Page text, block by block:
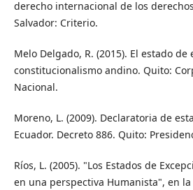
derecho internacional de los
Salvador: Criterio.
Melo Delgado, R. (2015). El estado
constitucionalismo andino. Quito:
Nacional.
Moreno, L. (2009). Declaratoria de
Ecuador. Decreto 886. Quito:
Ríos, L. (2005). "Los Estados de
en una perspectiva Humanista", en